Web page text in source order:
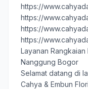
https://
https://
https://
https://
Layanan
Nanggung Bogor
Selamat datang di
Cahya & Embun